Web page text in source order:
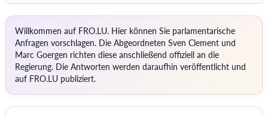
Willkommen auf FRO.LU. Hier können Sie parlamentarische
Anfragen vorschlagen. Die Abgeordneten Sven Clement und
Marc Goergen richten diese anschließend offiziell an die
Regierung. Die Antworten werden daraufhin veröffentlicht und
auf FRO.LU publiziert.